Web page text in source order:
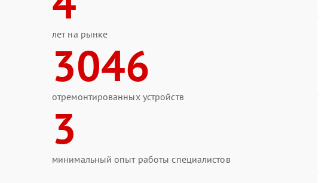
лет на рынке
3046
отремонтированных устройств
3
минимальный опыт работы специалистов